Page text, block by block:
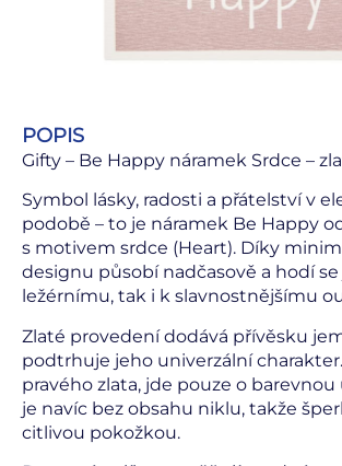
POPIS
Gifty – Be Happy náramek Srdce –
Symbol lásky, radosti a přátelství v
podobě – to je náramek Be Happy
s motivem srdce (Heart). Díky
designu působí nadčasově a hodí
ležérnímu, tak i k slavnostnějšímu
Zlaté provedení dodává přívěsku
podtrhuje jeho univerzální
pravého zlata, jde pouze o barevnou
je navíc bez obsahu niklu, takže
citlivou pokožkou.